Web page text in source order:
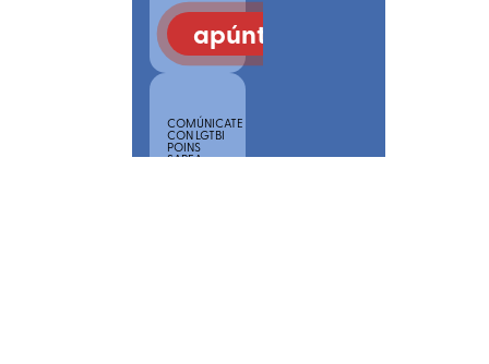
apúntate
COMÚNICATE
CON LGTBI
POINS
SAREA